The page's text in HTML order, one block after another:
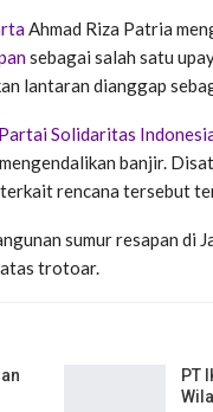
Ahmad Riza Patria
sebagai salah satu
lantaran dianggap
Partai Solidaritas
banjir.
rencana tersebut
sumur resapan di
trotoar.
PT